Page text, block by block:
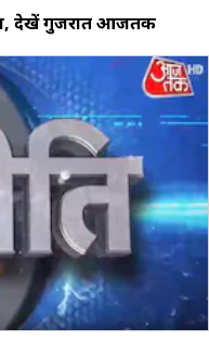
देखें गुजरात आजतक